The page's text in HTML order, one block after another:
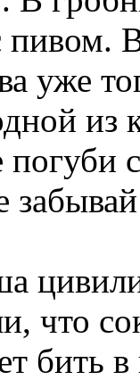
пивом.
уже
из
погуби
что
бить